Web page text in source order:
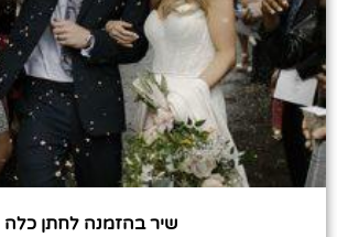
שיר בהזמנה לחתן כלה